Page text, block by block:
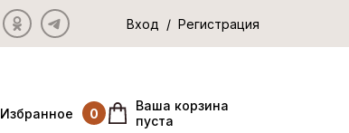
Вход / Регистрация
Избранное 0
Ваша корзина
пуста